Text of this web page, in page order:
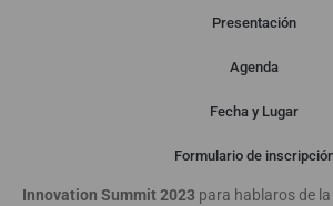
Presentación
Agenda
Fecha y Lugar
Formulario de
estará en el
Innovation Summit 2023 para hablaros de